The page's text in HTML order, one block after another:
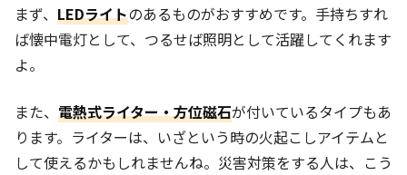
まず、 LEDライトのあるものがおすすめです。手持ちすれ
ば懐中電灯として、つるせば照明として活躍してくれます
よ。
また、 電熱式ライター・方位磁石が付いているタイプもあ
ります。ライターは、いざという時の火起こしアイテムと
して使えるかもしれませんね。災害対策をする人は、こう